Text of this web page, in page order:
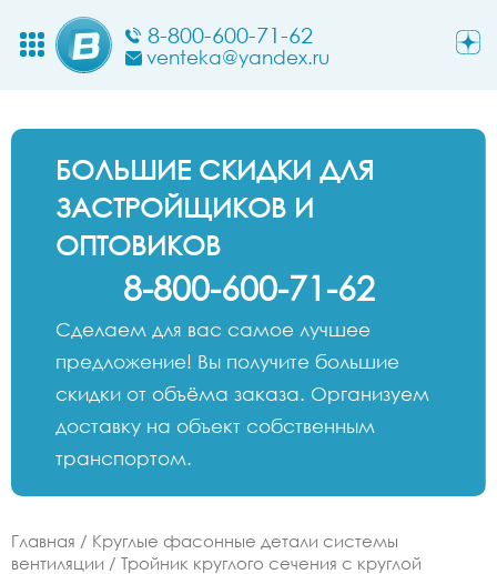
8-800-600-71-62
venteka@yandex.ru
БОЛЬШИЕ СКИДКИ ДЛЯ
ЗАСТРОЙЩИКОВ И
ОПТОВИКОВ
8-800-600-71-62
Сделаем для вас самое лучшее
предложение! Вы получите большие
скидки от объёма заказа. Организуем
доставку на объект собственным
транспортом.
Главная / Круглые фасонные детали системы
вентиляции / Тройник круглого сечения с круглой